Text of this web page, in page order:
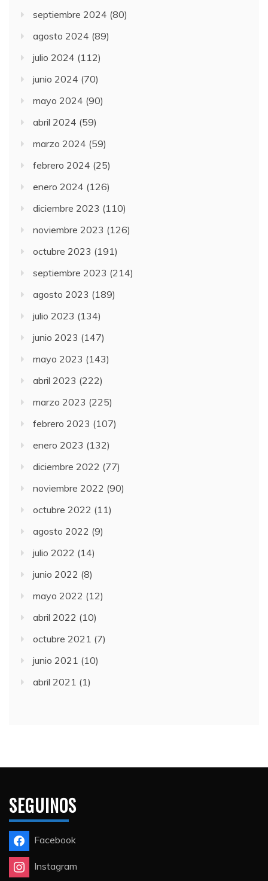
septiembre 2024 (80)
agosto 2024 (89)
julio 2024 (112)
junio 2024 (70)
mayo 2024 (90)
abril 2024 (59)
marzo 2024 (59)
febrero 2024 (25)
enero 2024 (126)
diciembre 2023 (110)
noviembre 2023 (126)
octubre 2023 (191)
septiembre 2023 (214)
agosto 2023 (189)
julio 2023 (134)
junio 2023 (147)
mayo 2023 (143)
abril 2023 (222)
marzo 2023 (225)
febrero 2023 (107)
enero 2023 (132)
diciembre 2022 (77)
noviembre 2022 (90)
octubre 2022 (11)
agosto 2022 (9)
julio 2022 (14)
junio 2022 (8)
mayo 2022 (12)
abril 2022 (10)
octubre 2021 (7)
junio 2021 (10)
abril 2021 (1)
SEGUINOS
Facebook
Instagram